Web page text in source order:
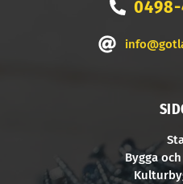
Bygga